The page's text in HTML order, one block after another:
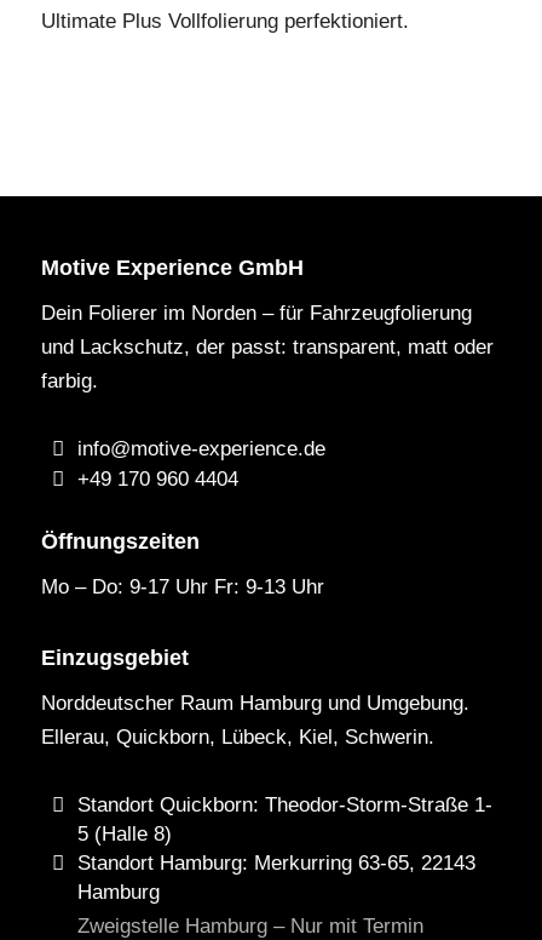
Ultimate Plus Vollfolierung perfektioniert.
Motive Experience GmbH
Dein Folierer im Norden – für Fahrzeugfolierung
und Lackschutz, der passt: transparent, matt oder
farbig.
info@motive-experience.de
+49 170 960 4404
Öffnungszeiten
Mo – Do: 9-17 Uhr Fr: 9-13 Uhr
Einzugsgebiet
Norddeutscher Raum Hamburg und Umgebung.
Ellerau, Quickborn, Lübeck, Kiel, Schwerin.
Standort Quickborn: Theodor-Storm-Straße 1-
5 (Halle 8)
Standort Hamburg: Merkurring 63-65, 22143
Hamburg
Zweigstelle Hamburg – Nur mit Termin